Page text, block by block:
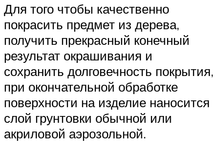
Для того чтобы качественно
покрасить предмет из дерева,
получить прекрасный конечный
результат окрашивания и
сохранить долговечность покрытия,
при окончательной обработке
поверхности на изделие наносится
слой грунтовки обычной или
акриловой аэрозольной.